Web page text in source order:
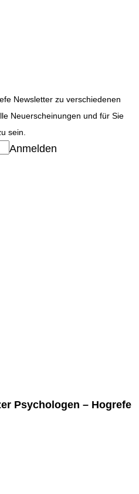
Newsletter zu verschiedenen
Neuerscheinungen und für Sie
sein.
Anmelden
Psychologen – Hogrefe